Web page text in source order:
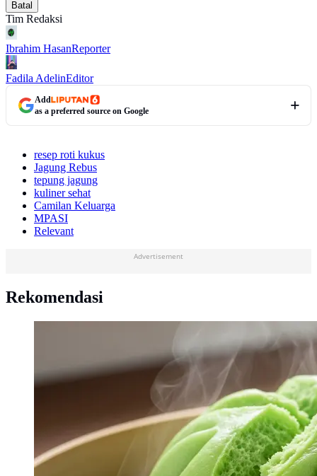
Batal
Tim Redaksi
Ibrahim HasanReporter
Fadila AdelinEditor
Add
as a preferred source on Google
resep roti kukus
Jagung Rebus
tepung jagung
kuliner sehat
Camilan Keluarga
MPASI
Relevant
Advertisement
Rekomendasi